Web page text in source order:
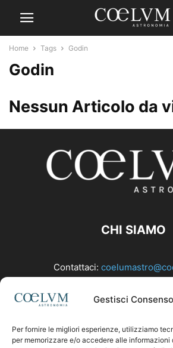
Gestisci Consenso
Per fornire le migliori esperienze, utilizziamo
per memorizzare e/o accedere alle informazioni
Home Tags Godin
Godin
Nessun Articolo da
CHI SIAMO
Contattaci:
SEGUICI